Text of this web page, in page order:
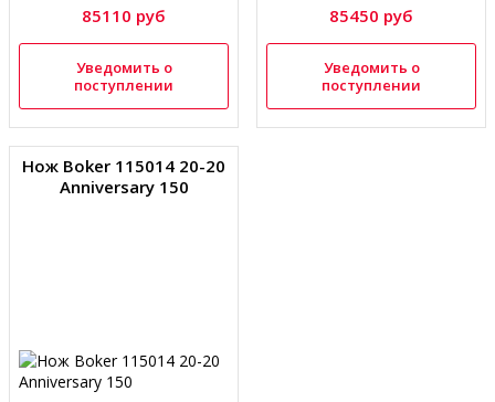
85110 руб
Уведомить о
поступлении
85450 руб
Уведомить о
поступлении
Нож Boker 115014 20-20
Anniversary 150